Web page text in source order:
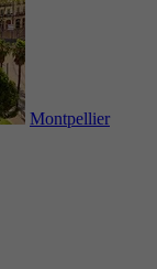
Montpellier